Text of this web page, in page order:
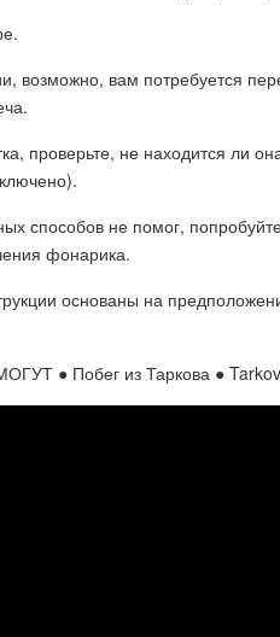
возможно, вам потребуется
проверьте, не находится ли
способов не помог,
фонарика.
основаны на
● Побег из Таркова ● Tarkov